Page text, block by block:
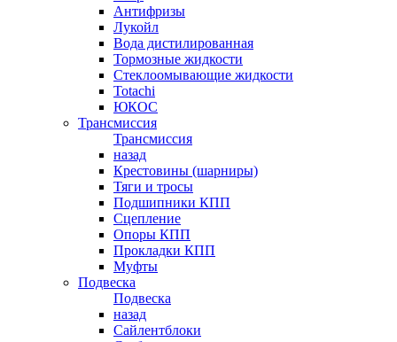
Антифризы
Лукойл
Вода дистилированная
Тормозные жидкости
Стеклоомывающие жидкости
Totachi
ЮКОС
Трансмиссия
Трансмиссия
назад
Крестовины (шарниры)
Тяги и тросы
Подшипники КПП
Сцепление
Опоры КПП
Прокладки КПП
Муфты
Подвеска
Подвеска
назад
Сайлентблоки